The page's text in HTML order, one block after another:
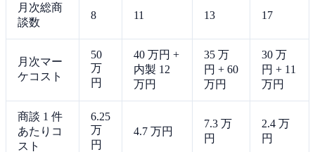
月次総商
談数
8 11 13 17
月次マー
ケコスト
50
万
円
40 万円 +
内製 12
万円
35 万
円 + 60
万円
30 万
円 + 11
万円
商談 1 件
あたりコ
スト
6.25
万
円
4.7 万円
7.3 万
円
2.4 万
円